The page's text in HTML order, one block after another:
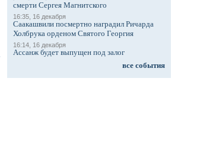
смерти Сергея Магнитского
16:35, 16 декабря
Саакашвили посмертно наградил Ричарда
Холбрука орденом Святого Георгия
16:14, 16 декабря
Ассанж будет выпущен под залог
все события